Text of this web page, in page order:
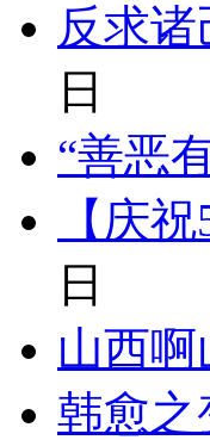
反求
日
“善恶
【庆
日
山西
韩愈之